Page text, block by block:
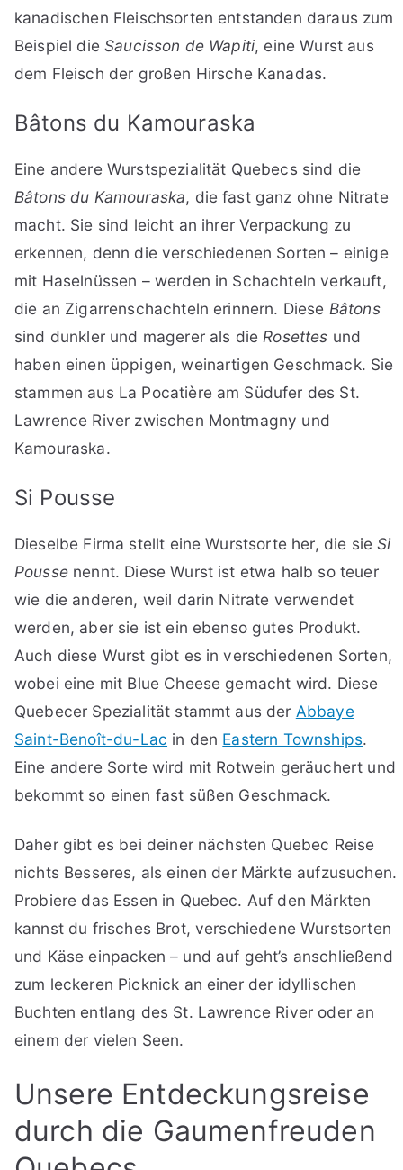
kanadischen Fleischsorten entstanden daraus zum
Beispiel dieSaucisson de Wapiti, eine Wurst aus
dem Fleisch der großen Hirsche Kanadas.
Bâtons du Kamouraska
Eine andere Wurstspezialität Quebecs sind die
Bâtons du Kamouraska, die fast ganz ohne Nitrate
macht. Sie sind leicht an ihrer Verpackung zu
erkennen, denn die verschiedenen Sorten – einige
mit Haselnüssen – werden in Schachteln verkauft,
die an Zigarrenschachteln erinnern. Diese Bâtons
sind dunkler und magerer als die Rosettes und
haben einen üppigen, weinartigen Geschmack. Sie
stammen aus La Pocatière am Südufer des St.
Lawrence River zwischen Montmagny und
Kamouraska.
Si Pousse
Dieselbe Firma stellt eine Wurstsorte her, die sieSi
Poussenennt. Diese Wurst ist etwa halb so teuer
wie die anderen, weil darin Nitrate verwendet
werden, aber sie ist ein ebenso gutes Produkt.
Auch diese Wurst gibt es in verschiedenen Sorten,
wobei eine mit Blue Cheese gemacht wird. Diese
Quebecer Spezialität stammt aus der Abbaye
Saint-Benoît-du-Lac in den Eastern Townships.
Eine andere Sorte wird mit Rotwein geräuchert und
bekommt so einen fast süßen Geschmack.
Daher gibt es bei deiner nächsten Quebec Reise
nichts Besseres, als einen der Märkte aufzusuchen.
Probiere das Essen in Quebec. Auf den Märkten
kannst du frisches Brot, verschiedene Wurstsorten
und Käse einpacken – und auf geht’s anschließend
zum leckeren Picknick an einer der idyllischen
Buchten entlang des St. Lawrence River oder an
einem der vielen Seen.
Unsere Entdeckungsreise
durch die Gaumenfreuden